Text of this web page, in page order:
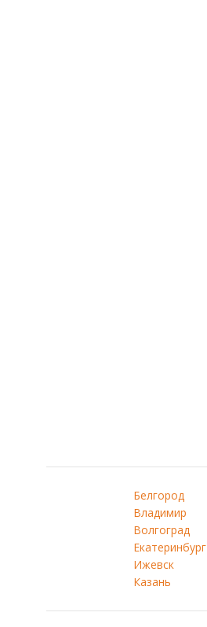
Белгород
Владимир
Волгоград
Екатеринбург
Ижевск
Казань